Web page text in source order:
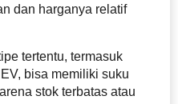
dan harganya relatif
tertentu, termasuk
bisa memiliki suku
stok terbatas atau